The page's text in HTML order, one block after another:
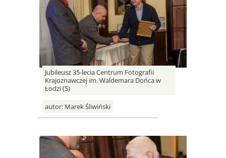
Jubileusz 35-lecia Centrum Fotografii
Krajoznawczej im. Waldemara Dońca w
Łodzi (5)
autor: Marek Śliwiński